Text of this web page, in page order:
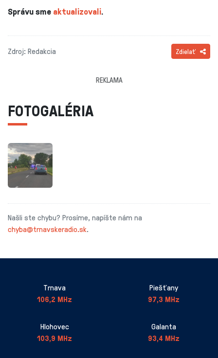
Správu sme aktualizovali.
Zdroj: Redakcia Zdielať
REKLAMA
FOTOGALÉRIA
Našli ste chybu? Prosíme, napíšte nám na
chyba@trnavskeradio.sk.
Trnava
106,2 MHz
Piešťany
97,3 MHz
Hlohovec
103,9 MHz
Galanta
93,4 MHz